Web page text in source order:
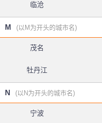
临沧
M (以M为开头的城市名)
茂名
牡丹江
N (以N为开头的城市名)
宁波